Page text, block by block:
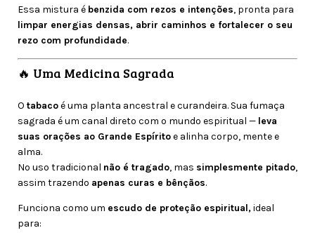
Essa mistura é benzida com rezos e intenções, pronta para
limpar energias densas, abrir caminhos e fortalecer o seu
rezo com profundidade.
🔥 Uma Medicina Sagrada
O tabacoé uma planta ancestral e curandeira. Sua fumaça
sagrada é um canal direto com o mundo espiritual — leva
suas orações ao Grande Espíritoe alinha corpo, mente e
alma.
No uso tradicional não é tragado, mas simplesmente pitado,
assim trazendo apenas curas e bênçãos.
Funciona como um escudo de proteção espiritual,ideal
para: